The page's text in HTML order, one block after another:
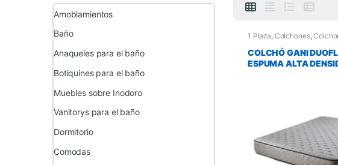
1 Plaza, Colchones,
COLCHÓ GANI
ESPUMA ALTA
Amoblamientos
Baño
Anaqueles para el baño
Botiquines para el baño
Muebles sobre Inodoro
Vanitorys para el baño
Dormitorio
Comodas